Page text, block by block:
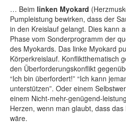
… Beim linken Myokard
Pumpleistung bewirken, dass der
in den Kreislauf gelangt. Dies kann
Phase vom Sonderprogramm der
des Myokards. Das linke Myokard
Körperkreislauf. Konfliktthematisch
den Überforderungskonflikt
“Ich bin überfordert!” “Ich kann
unterstützen”. Oder einem
einem Nicht-mehr-genügend-
Herzen, wenn man glaubt, dass
wäre.